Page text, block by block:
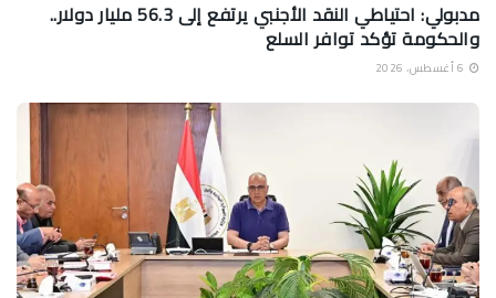
مدبولي: احتياطي النقد الأجنبي يرتفع إلى 56.3 مليار دولار..
والحكومة تؤكد توافر السلع